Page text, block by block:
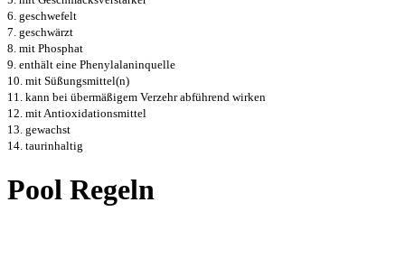
6. geschwefelt
7. geschwärzt
8. mit Phosphat
9. enthält eine Phenylalaninquelle
10. mit Süßungsmittel(n)
11. kann bei übermäßigem Verzehr abführend wirken
12. mit Antioxidationsmittel
13. gewachst
14. taurinhaltig
Pool Regeln